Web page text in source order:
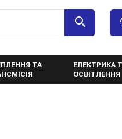
ТА
ЕЛЕКТРИКА
ОСВІТЛЕННЯ